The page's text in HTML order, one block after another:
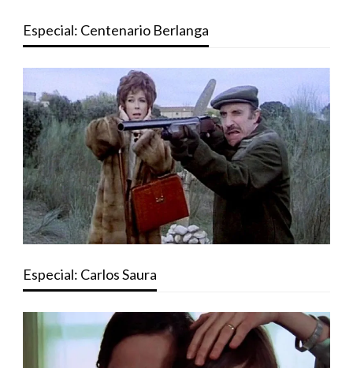
Especial: Centenario Berlanga
Especial: Carlos Saura